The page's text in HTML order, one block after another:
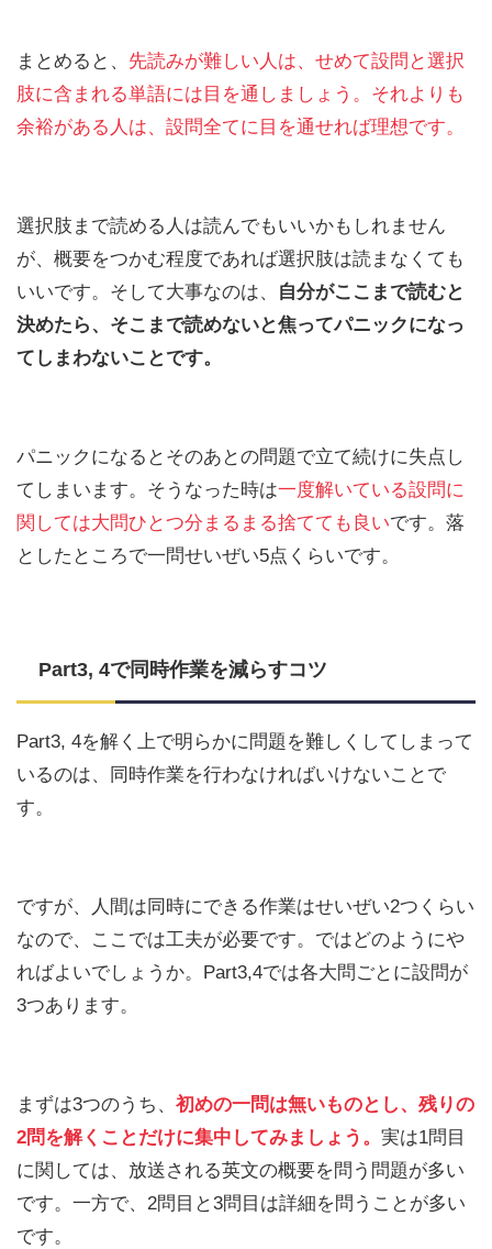
まとめると、 先読みが難しい人は、せめて設問と選択
肢に含まれる単語には目を通しましょう。それよりも
余裕がある人は、設問全てに目を通せれば理想です。
選択肢まで読める人は読んでもいいかもしれません
が、概要をつかむ程度であれば選択肢は読まなくても
いいです。そして大事なのは、
自分がここまで読むと
決めたら、そこまで読めないと焦ってパニックになっ
てしまわないことです。
パニックになるとそのあとの問題で立て続けに失点し
てしまいます。そうなった時は一度解いている設問に
関しては大問ひとつ分まるまる捨てても良いです。落
としたところで一問せいぜい5点くらいです。
Part3, 4で同時作業を減らすコツ
Part3, 4を解く上で明らかに問題を難しくしてしまって
いるのは、同時作業を行わなければいけないことで
す。
ですが、人間は同時にできる作業はせいぜい2つくらい
なので、ここでは工夫が必要です。ではどのようにや
ればよいでしょうか。Part3,4では各大問ごとに設問が
3つあります。
まずは3つのうち、 初めの一問は無いものとし、残りの
2問を解くことだけに集中してみましょう。 実は1問目
に関しては、放送される英文の概要を問う問題が多い
です。一方で、2問目と3問目は詳細を問うことが多い
です。